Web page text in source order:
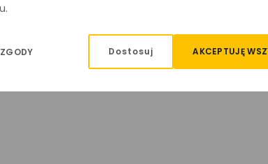
Dostosuj AKCEPTUJĘ